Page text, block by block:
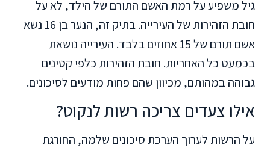
גיל משפיע על רמת האשם התורם של הילד, לא על
חובת הזהירות של העירייה. בתיק זה, הנער בן 16 נשא
אשם תורם של 15 אחוזים בלבד. העירייה נושאת
בכמעט כל האחריות. חובת הזהירות כלפי קטינים
גבוהה במהותם, מכיוון שהם פחות מודעים לסיכונים.
אילו צעדים צריכה רשות לנקוט?
על הרשות לערוך הערכת סיכונים שלמה, החורגת